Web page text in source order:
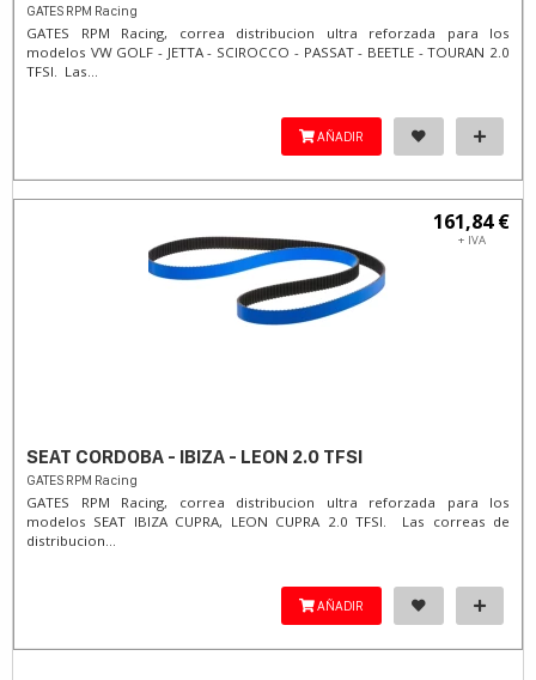
GATES RPM Racing
GATES RPM Racing, correa distribucion ultra reforzada para los
modelos VW GOLF - JETTA - SCIROCCO - PASSAT - BEETLE - TOURAN 2.0
TFSI. Las...
AÑADIR
161,84 €
+ IVA
SEAT CORDOBA - IBIZA - LEON 2.0 TFSI
GATES RPM Racing
GATES RPM Racing, correa distribucion ultra reforzada para los
modelos SEAT IBIZA CUPRA, LEON CUPRA 2.0 TFSI. Las correas de
distribucion...
AÑADIR